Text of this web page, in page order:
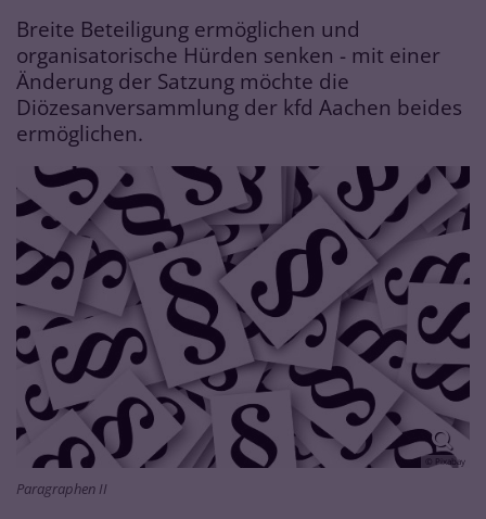
Breite Beteiligung ermöglichen und
organisatorische Hürden senken - mit einer
Änderung der Satzung möchte die
Diözesanversammlung der kfd Aachen beides
ermöglichen.
© Pixabay
Paragraphen II